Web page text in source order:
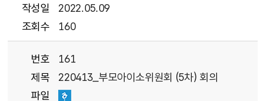
작성일
2022.05.09
조회수
160
번호
161
제목
220413_부모아이소위원회 (5차) 회의
파일